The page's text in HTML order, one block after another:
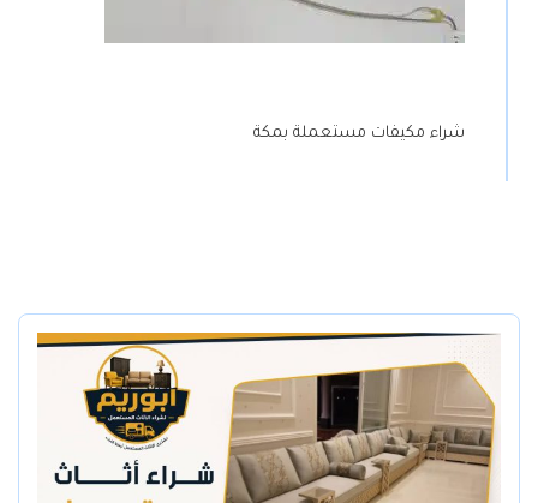
شراء مكيفات مستعملة بمكة